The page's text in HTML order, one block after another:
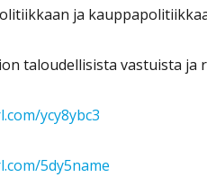
ja
taloudellisista vastuista ja
ycy8ybc3
5dy5name